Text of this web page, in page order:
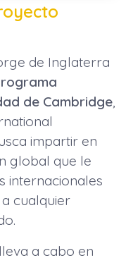
de Inglaterra
de Cambridge,
impartir en
global que le
internacionales
cualquier
a cabo en